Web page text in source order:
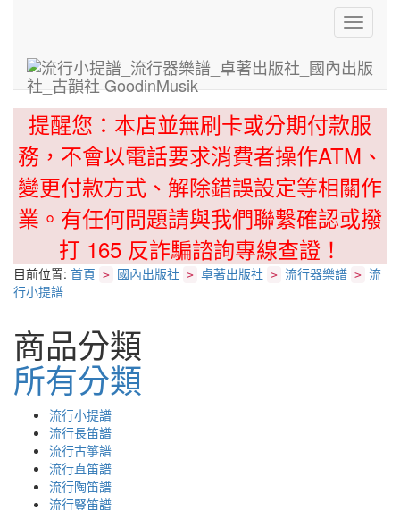
Toggle
提醒您：本店並無刷卡或分期付款服
務，不會以電話要求消費者操作ATM、
變更付款方式、解除錯誤設定等相關作
業。有任何問題請與我們聯繫確認或撥
打 165 反詐騙諮詢專線查證！
目前位置: 首頁 > 國內出版社 > 卓著出版社 > 流行器樂譜 > 流
行小提譜
商品分類
所有分類
流行小提譜
流行長笛譜
流行古箏譜
流行直笛譜
流行陶笛譜
流行豎笛譜